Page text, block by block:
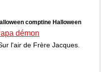
comptine Halloween
démon
l'air de Frère Jacques.